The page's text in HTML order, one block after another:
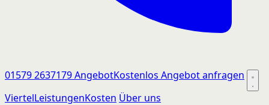
01579 2637179AngebotKostenlos Angebot anfragen
ViertelLeistungenKosten Über uns